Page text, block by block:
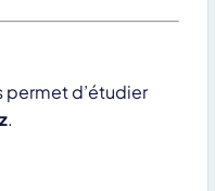
permet d’étudier
.